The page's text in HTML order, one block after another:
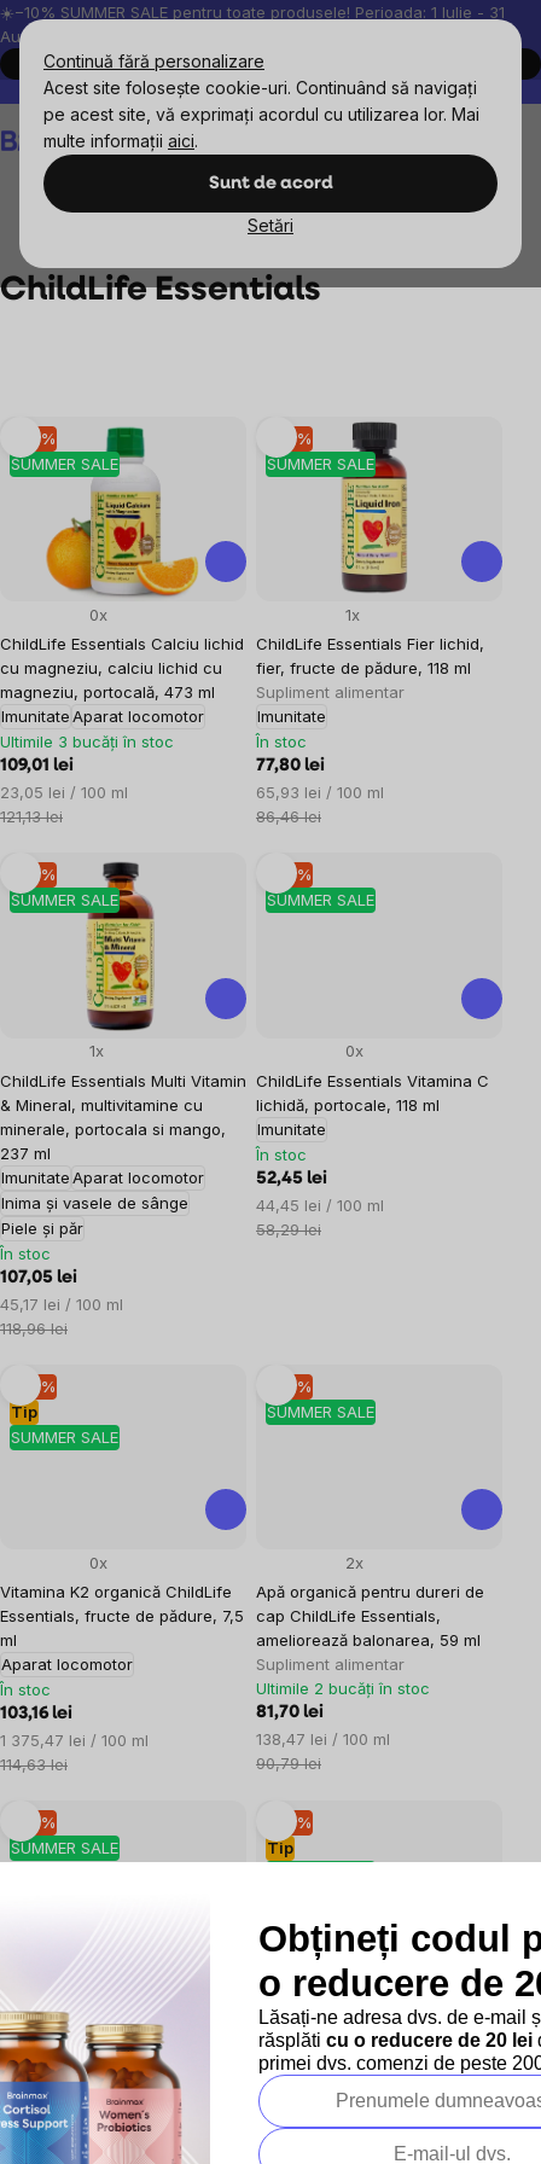
Continuă fără personalizare
Acest site folosește cookie-uri. Continuând să navigați
pe acest site, vă exprimați acordul cu utilizarea lor. Mai
multe informații aici.
Sunt de acord
Setări
Treci
la
conținut
☀️−10% SUMMER SALE pentru toate produsele! Perioada: 1 Iulie - 31
August, 2026.
Cumpără acum
Peste 200.000 de recenzii verificate
Produsele noastre sunt
Coş
de
ChildLife Essentials
Listă
produse
SUMMER SALE
–10 %
ChildLife Essentials Calciu lichid
cu magneziu, calciu lichid cu
magneziu, portocală, 473 ml
ImunitateAparat locomotor
0x
Ultimile 3 bucăți în stoc
109,01 lei
Evaluare
preţ:
23,05 lei / 100 ml
121,13 lei
SUMMER SALE
–10 %
ChildLife Essentials Fier lichid,
fier, fructe de pădure, 118 ml
Supliment alimentar
Imunitate
1x
În stoc
77,80 lei
Evaluare
preţ:
65,93 lei / 100 ml
86,46 lei
SUMMER SALE
–10 %
ChildLife Essentials Multi Vitamin
& Mineral, multivitamine cu
minerale, portocala si mango,
237 ml
ImunitateAparat locomotor
Inima și vasele de sânge
Piele și păr
1x
În stoc
107,05 lei
Evaluare
preţ:
45,17 lei / 100 ml
118,96 lei
SUMMER SALE
–10 %
ChildLife Essentials Vitamina C
lichidă, portocale, 118 ml
Imunitate
0x
În stoc
52,45 lei
Evaluare
preţ:
44,45 lei / 100 ml
58,29 lei
Tip
SUMMER SALE
–10 %
Vitamina K2 organică ChildLife
Essentials, fructe de pădure, 7,5
ml
Aparat locomotor
0x
În stoc
103,16 lei
Evaluare
preţ:
1 375,47 lei / 100 ml
114,63 lei
SUMMER SALE
–10 %
Apă organică pentru dureri de
cap ChildLife Essentials,
ameliorează balonarea, 59 ml
Supliment alimentar
2x
Ultimile 2 bucăți în stoc
81,70 lei
Evaluare
preţ:
138,47 lei / 100 ml
90,79 lei
SUMMER SALE
–10 %
ChildLife Essentials Echinacea,
portocală, 30 ml
1x
În stoc
54,40 lei
Evaluare
preţ:
181,33 lei / 100 ml
60,46 lei
Tip
–10 %
ChildLife Essentials Zinc Plus,
zinc, mango și căpșuni, 118 ml
Supliment alimentar
Imunitate
0x
În stoc
58,30 lei
Obțineți codul
o reducere de
Lăsați-ne adresa dvs. de e-mail
răsplăti cu o reducere de 20 lei
primei dvs. comenzi de peste